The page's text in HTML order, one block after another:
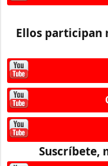
Ellos participan
Suscríbete,